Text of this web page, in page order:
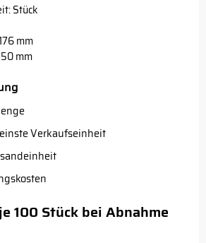
Stück
mm
mm
Verkaufseinheit
100 Stück bei Abnahme